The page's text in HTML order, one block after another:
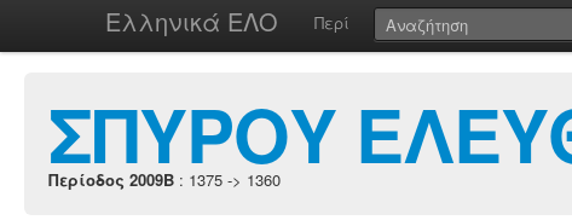
Ελληνικά ΕΛΟ Περί
ΣΠΥΡΟΥ
Περίοδος 2009B : 1375 -> 1360